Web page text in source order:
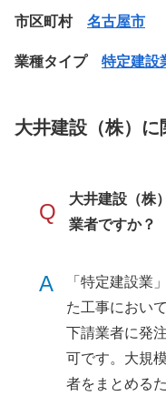
市区町村 名古屋市
業種タイプ 特定建設
大井建設（株）に
Q
大井建設（株
業者ですか？
A
「特定建設業
た工事におい
下請業者に発
可です。大規
者をまとめる